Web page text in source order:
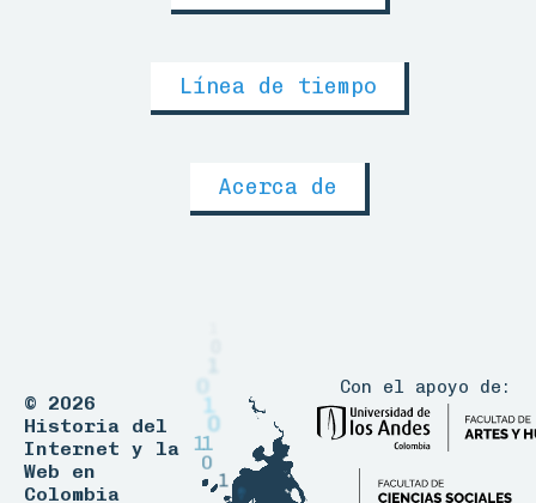
Línea de tiempo
Acerca de
© 2026
Historia del
Internet y la
Web en
Colombia
1
0
0
0
1
0
Con el apoyo de: